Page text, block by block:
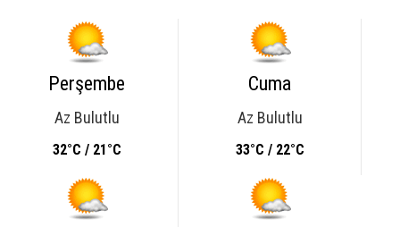
Perşembe
Az Bulutlu
32°C / 21°C
Cuma
Az Bulutlu
33°C / 22°C